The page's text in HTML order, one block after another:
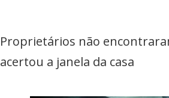
Proprietários não
acertou a janela da casa